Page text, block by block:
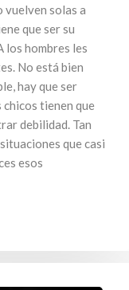
vuelven solas a
que ser su
los hombres les
No está bien
hay que ser
tienen que
debilidad. Tan
que casi
esos